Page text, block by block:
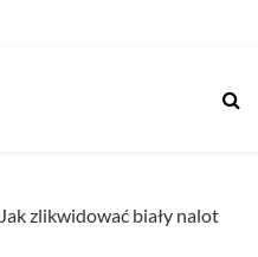
Jak zlikwidować biały nalot